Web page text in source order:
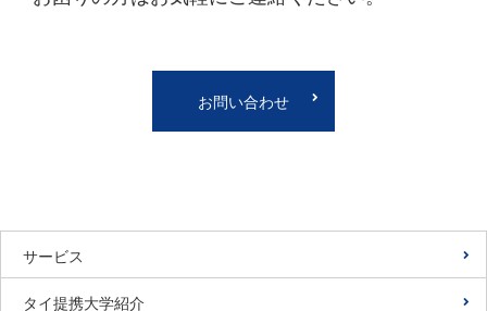
お問い合わせ
サービス
タイ提携大学紹介